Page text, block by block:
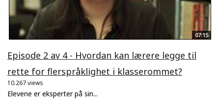
07:15
Episode 2 av 4 - Hvordan kan lærere legge til
rette for flerspråklighet i klasserommet?
10.267 views
Elevene er eksperter på sin...